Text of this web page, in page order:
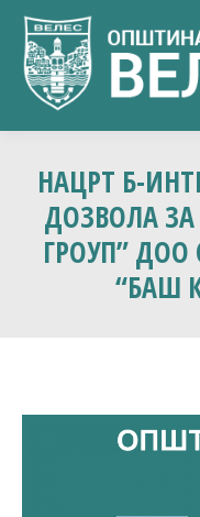
НАЦРТ Б-
ДОЗВОЛА
ГРОУП” ДОО
“БАШ